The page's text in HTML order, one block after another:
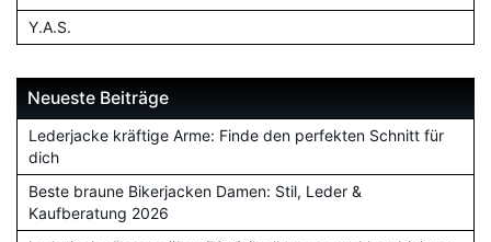
Y.A.S.
Neueste Beiträge
Lederjacke kräftige Arme: Finde den perfekten Schnitt für
dich
Beste braune Bikerjacken Damen: Stil, Leder &
Kaufberatung 2026